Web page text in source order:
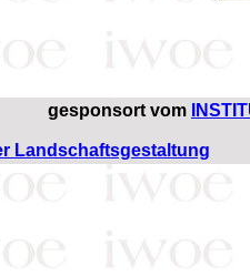
gesponsort vom
Landschaftsgestaltung